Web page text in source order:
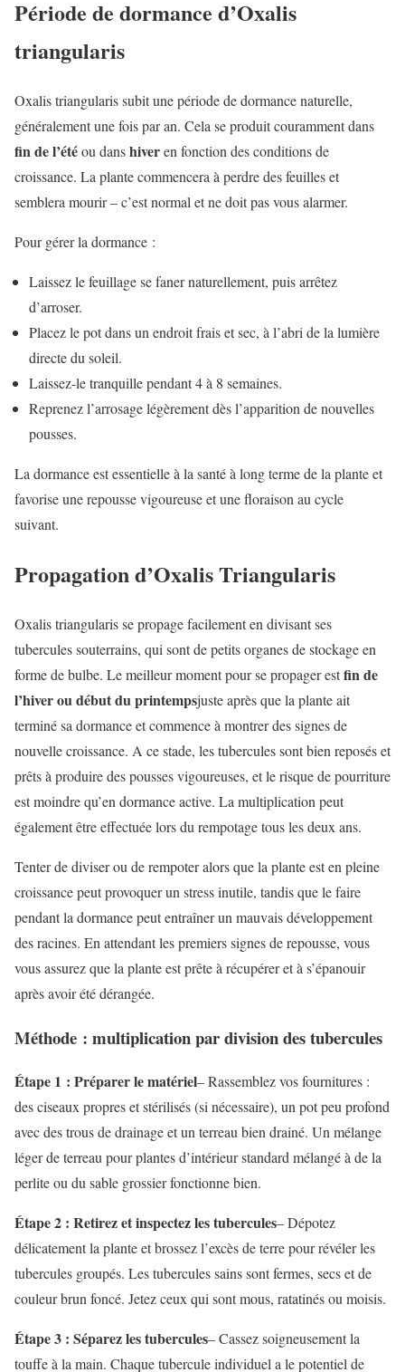
Période de dormance d’Oxalis
triangularis
Oxalis triangularis subit une période de dormance naturelle,
généralement une fois par an. Cela se produit couramment dans
fin de l’étéou danshiveren fonction des conditions de
croissance. La plante commencera à perdre des feuilles et
semblera mourir – c’est normal et ne doit pas vous alarmer.
Pour gérer la dormance :
Laissez le feuillage se faner naturellement, puis arrêtez
d’arroser.
Placez le pot dans un endroit frais et sec, à l’abri de la lumière
directe du soleil.
Laissez-le tranquille pendant 4 à 8 semaines.
Reprenez l’arrosage légèrement dès l’apparition de nouvelles
pousses.
La dormance est essentielle à la santé à long terme de la plante et
favorise une repousse vigoureuse et une floraison au cycle
suivant.
Propagation d’Oxalis Triangularis
Oxalis triangularis se propage facilement en divisant ses
tubercules souterrains, qui sont de petits organes de stockage en
forme de bulbe. Le meilleur moment pour se propager estfin de
l’hiver ou début du printempsjuste après que la plante ait
terminé sa dormance et commence à montrer des signes de
nouvelle croissance. A ce stade, les tubercules sont bien reposés et
prêts à produire des pousses vigoureuses, et le risque de pourriture
est moindre qu’en dormance active. La multiplication peut
également être effectuée lors du rempotage tous les deux ans.
Tenter de diviser ou de rempoter alors que la plante est en pleine
croissance peut provoquer un stress inutile, tandis que le faire
pendant la dormance peut entraîner un mauvais développement
des racines. En attendant les premiers signes de repousse, vous
vous assurez que la plante est prête à récupérer et à s’épanouir
après avoir été dérangée.
Méthode : multiplication par division des tubercules
Étape 1 : Préparer le matériel– Rassemblez vos fournitures :
des ciseaux propres et stérilisés (si nécessaire), un pot peu profond
avec des trous de drainage et un terreau bien drainé. Un mélange
léger de terreau pour plantes d’intérieur standard mélangé à de la
perlite ou du sable grossier fonctionne bien.
Étape 2 : Retirez et inspectez les tubercules– Dépotez
délicatement la plante et brossez l’excès de terre pour révéler les
tubercules groupés. Les tubercules sains sont fermes, secs et de
couleur brun foncé. Jetez ceux qui sont mous, ratatinés ou moisis.
Étape 3 : Séparez les tubercules– Cassez soigneusement la
touffe à la main. Chaque tubercule individuel a le potentiel de